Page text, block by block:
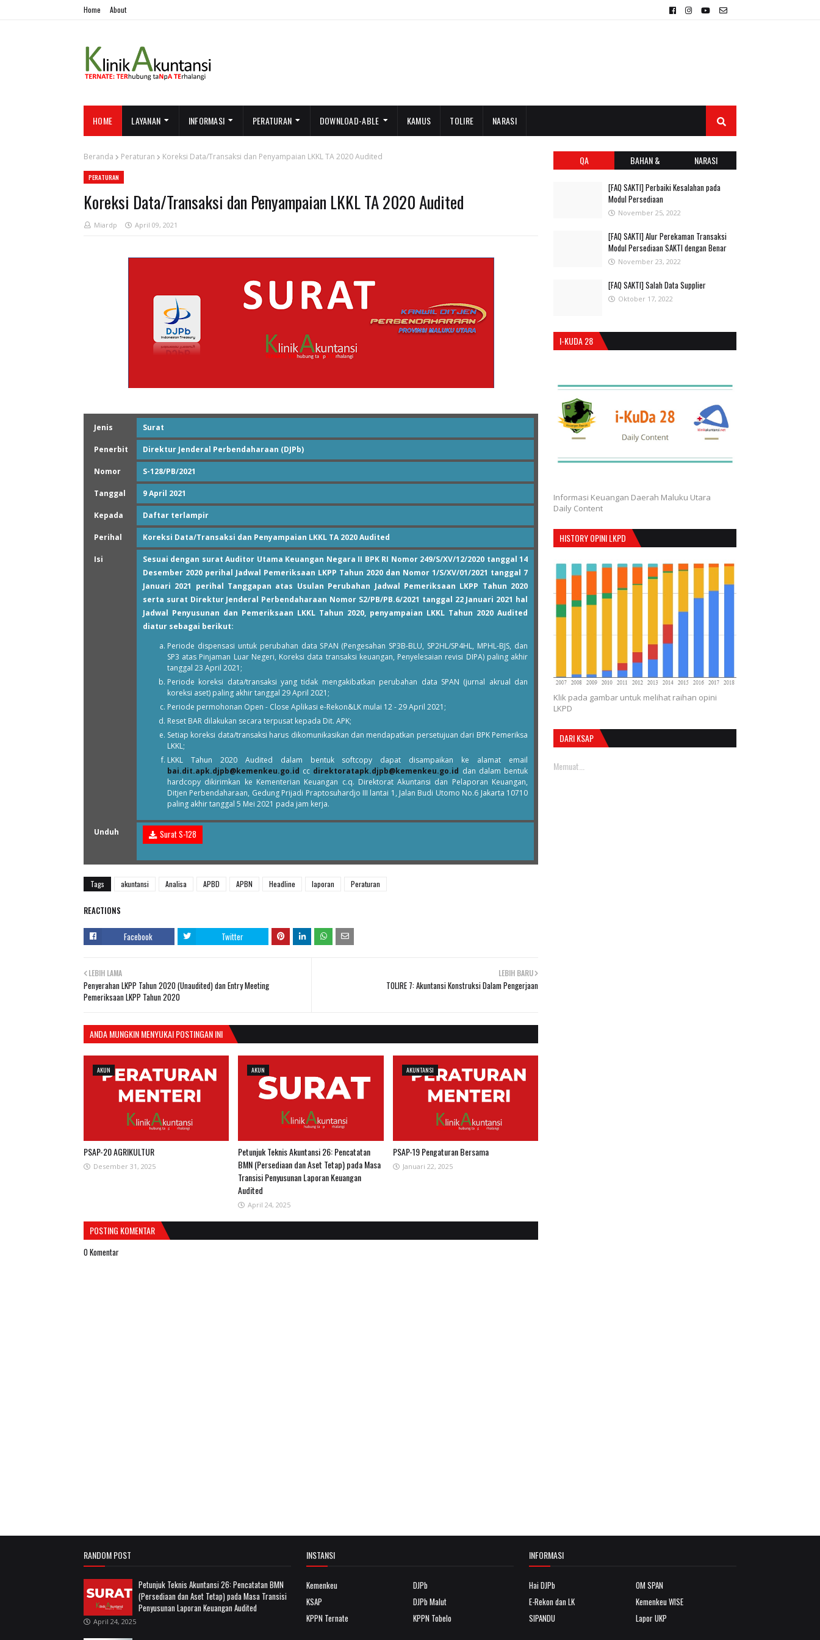
Home About
HOME LAYANAN INFORMASI PERATURAN DOWNLOAD-ABLE KAMUS TOLIRE NARASI
Beranda Peraturan Koreksi Data/Transaksi dan Penyampaian LKKL TA 2020 Audited
PERATURAN
Koreksi Data/Transaksi dan Penyampaian LKKL TA 2020 Audited
Miardp April 09, 2021
Jenis Surat
Penerbit Direktur Jenderal Perbendaharaan (DJPb)
Nomor S-128/PB/2021
Tanggal 9 April 2021
Kepada Daftar terlampir
Perihal Koreksi Data/Transaksi dan Penyampaian LKKL TA 2020 Audited
Isi
Sesuai dengan surat Auditor Utama Keuangan Negara II BPK RI Nomor 249/S/XV/12/2020 tanggal 14
Desember 2020 perihal Jadwal Pemeriksaan LKPP Tahun 2020 dan Nomor 1/S/XV/01/2021 tanggal 7
Januari 2021 perihal Tanggapan atas Usulan Perubahan Jadwal Pemeriksaan LKPP Tahun 2020
serta surat Direktur Jenderal Perbendaharaan Nomor S2/PB/PB.6/2021 tanggal 22 Januari 2021 hal
Jadwal Penyusunan dan Pemeriksaan LKKL Tahun 2020, penyampaian LKKL Tahun 2020 Audited
diatur sebagai berikut:
Periode dispensasi untuk perubahan data SPAN (Pengesahan SP3B-BLU, SP2HL/SP4HL, MPHL-BJS, dan
SP3 atas Pinjaman Luar Negeri, Koreksi data transaksi keuangan, Penyelesaian revisi DIPA) paling akhir
tanggal 23 April 2021;
Periode koreksi data/transaksi yang tidak mengakibatkan perubahan data SPAN (jurnal akrual dan
koreksi aset) paling akhir tanggal 29 April 2021;
Periode permohonan Open - Close Aplikasi e-Rekon&LK mulai 12 - 29 April 2021;
Reset BAR dilakukan secara terpusat kepada Dit. APK;
Setiap koreksi data/transaksi harus dikomunikasikan dan mendapatkan persetujuan dari BPK Pemeriksa
LKKL;
LKKL Tahun 2020 Audited dalam bentuk softcopy dapat disampaikan ke alamat email
bai.dit.apk.djpb@kemenkeu.go.id cc direktoratapk.djpb@kemenkeu.go.id dan dalam bentuk
hardcopy dikirimkan ke Kementerian Keuangan c.q. Direktorat Akuntansi dan Pelaporan Keuangan,
Ditjen Perbendaharaan, Gedung Prijadi Praptosuhardjo III lantai 1, Jalan Budi Utomo No.6 Jakarta 10710
paling akhir tanggal 5 Mei 2021 pada jam kerja.
Unduh Surat S-128
Tags akuntansi Analisa APBD APBN Headline laporan Peraturan
REACTIONS
Facebook Twitter
LEBIH BARU
TOLIRE 7: Akuntansi Konstruksi Dalam Pengerjaan
LEBIH LAMA
Penyerahan LKPP Tahun 2020 (Unaudited) dan Entry Meeting
Pemeriksaan LKPP Tahun 2020
ANDA MUNGKIN MENYUKAI POSTINGAN INI
AKUN
PSAP-20 AGRIKULTUR
Desember 31, 2025
AKUN
Petunjuk Teknis Akuntansi 26: Pencatatan
BMN (Persediaan dan Aset Tetap) pada Masa
Transisi Penyusunan Laporan Keuangan
Audited
April 24, 2025
AKUNTANSI
PSAP-19 Pengaturan Bersama
Januari 22, 2025
POSTING KOMENTAR
0 Komentar
QA
BAHAN &
NARASI
[FAQ SAKTI] Perbaiki Kesalahan pada
Modul Persediaan
November 25, 2022
[FAQ SAKTI] Alur Perekaman Transaksi
Modul Persediaan SAKTI dengan Benar
November 23, 2022
[FAQ SAKTI] Salah Data Supplier
Oktober 17, 2022
I-KUDA 28
Informasi Keuangan Daerah Maluku Utara
Daily Content
HISTORY OPINI LKPD
Klik pada gambar untuk melihat raihan opini
LKPD
DARI KSAP
Memuat...
RANDOM POST
Petunjuk Teknis Akuntansi 26: Pencatatan BMN
(Persediaan dan Aset Tetap) pada Masa Transisi
Penyusunan Laporan Keuangan Audited
April 24, 2025
INSTANSI
Kemenkeu
DJPb
KSAP
DJPb Malut
KPPN Ternate
KPPN Tobelo
INFORMASI
Hai DJPb
OM SPAN
E-Rekon dan LK
Kemenkeu WISE
SIPANDU
Lapor UKP